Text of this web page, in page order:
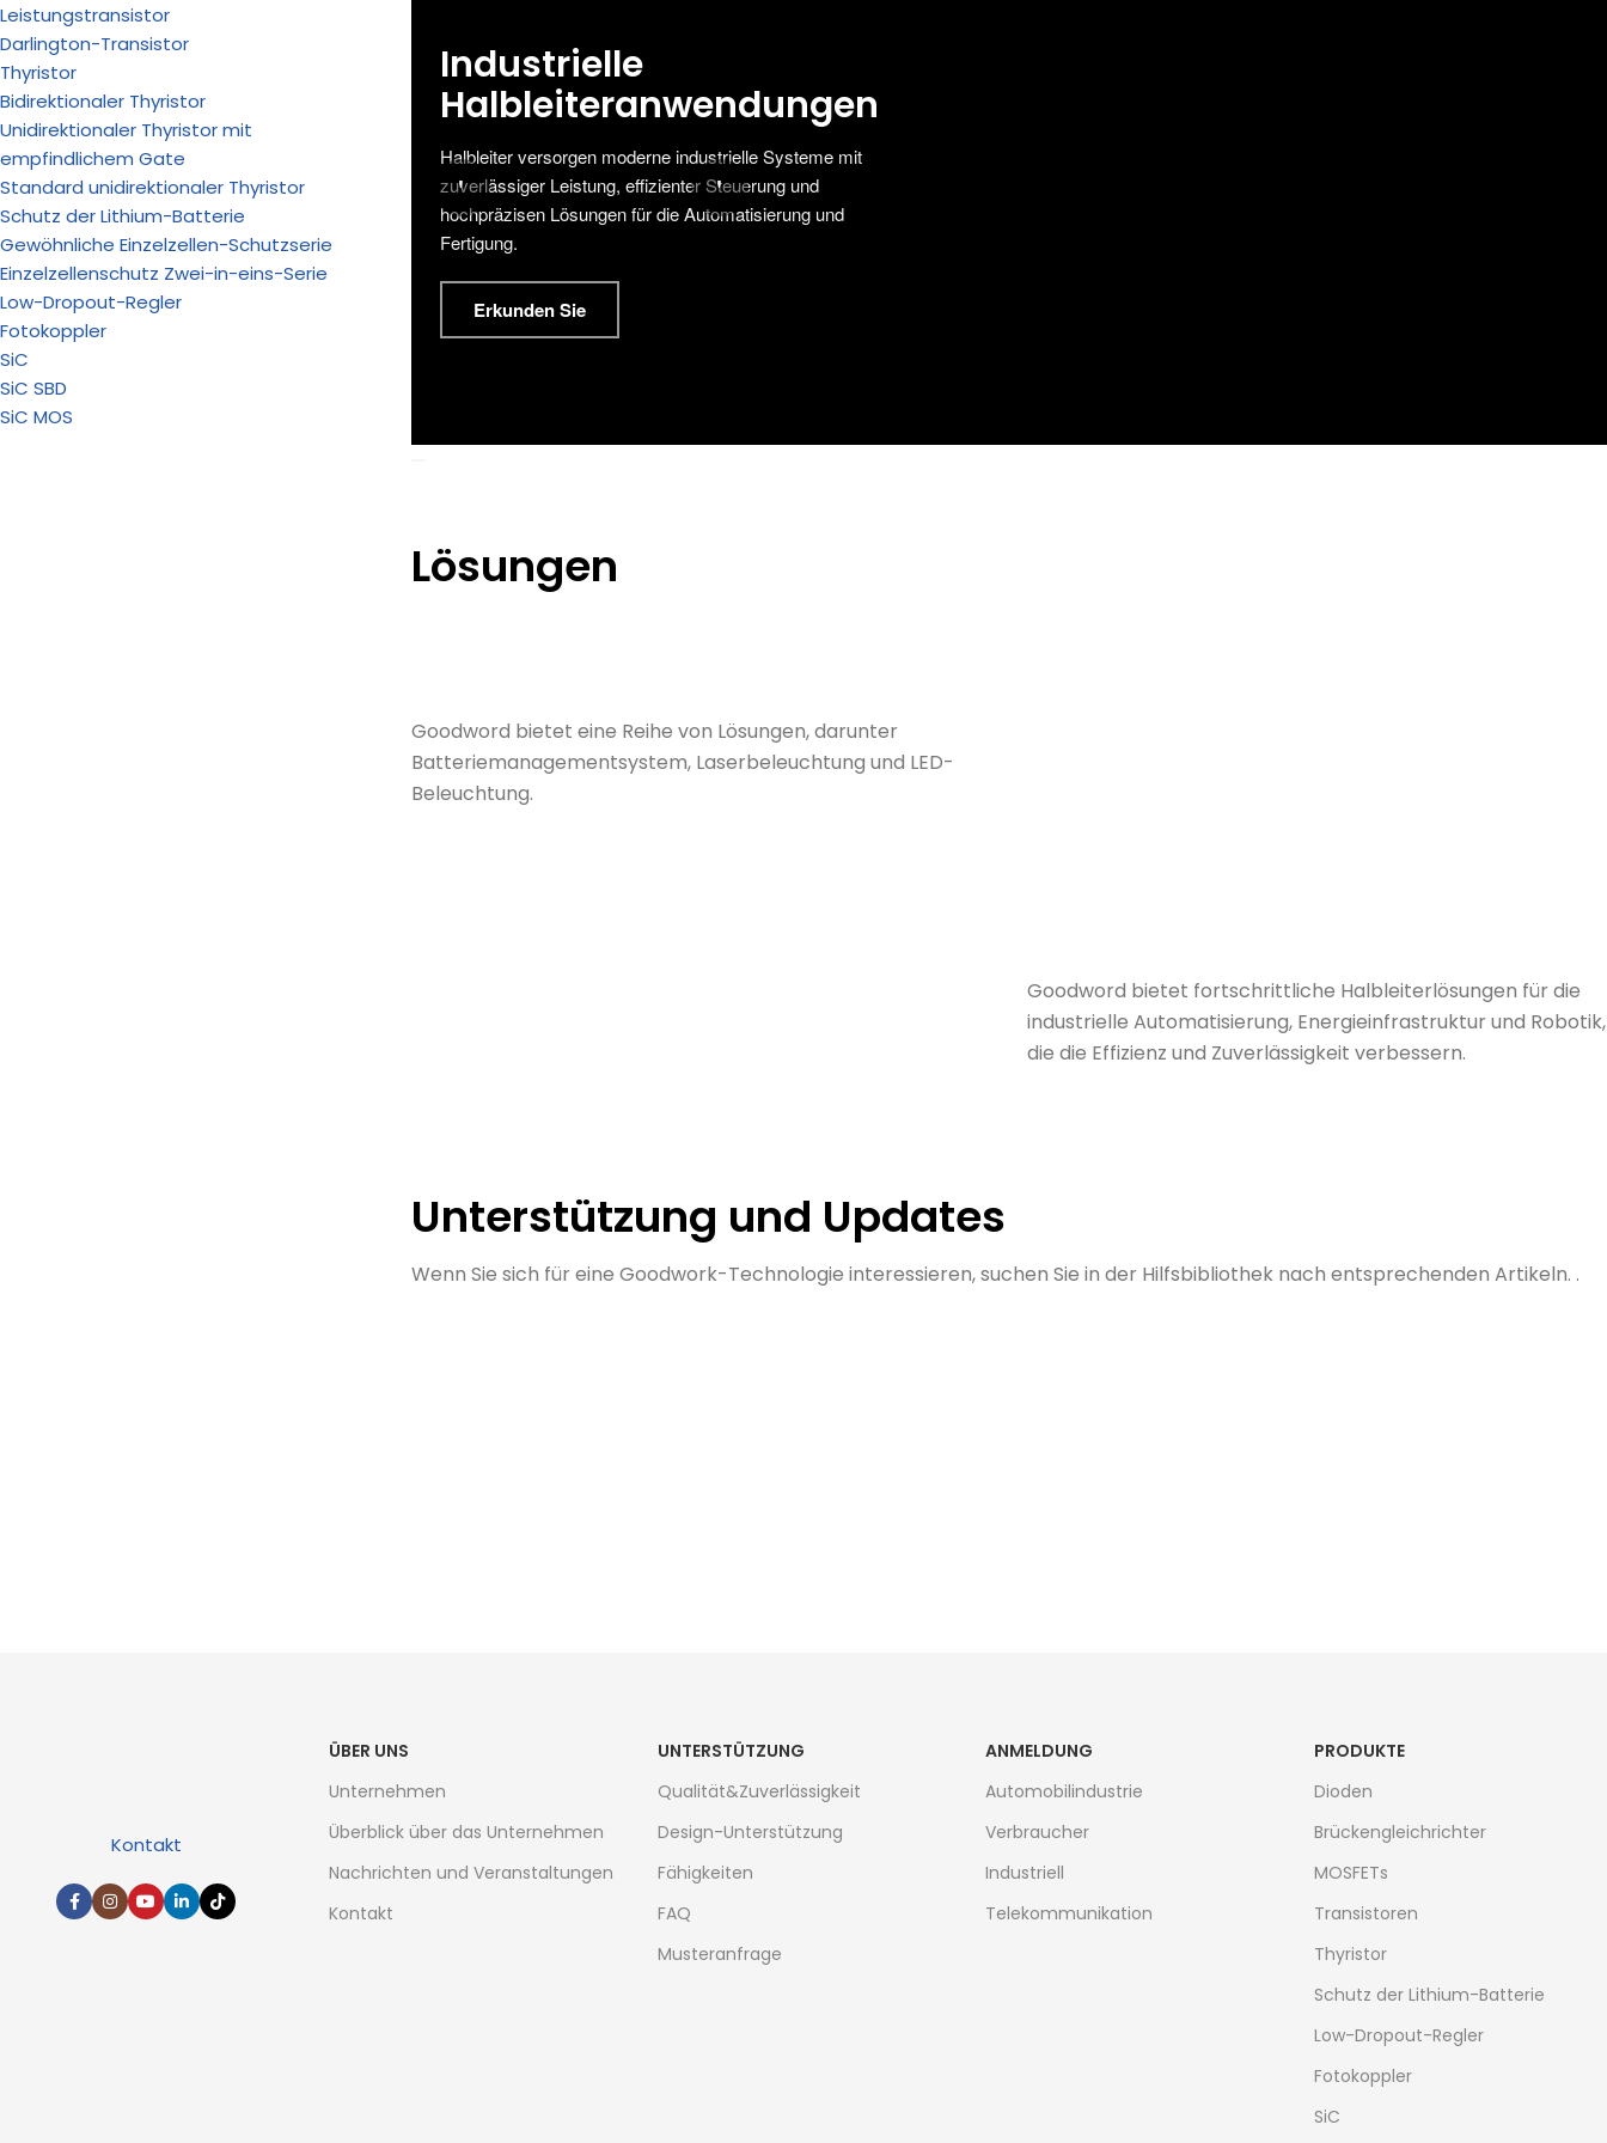
Leistungstransistor
Darlington-Transistor
Thyristor
Bidirektionaler Thyristor
Unidirektionaler Thyristor mit
empfindlichem Gate
Standard unidirektionaler Thyristor
Schutz der Lithium-Batterie
Gewöhnliche Einzelzellen-Schutzserie
Einzelzellenschutz Zwei-in-eins-Serie
Low-Dropout-Regler
Fotokoppler
SiC
SiC SBD
SiC MOS
Industrielle
Halbleiteranwendungen
Halbleiter versorgen moderne industrielle Systeme mit
zuverlässiger Leistung, effizienter Steuerung und
hochpräzisen Lösungen für die Automatisierung und
Fertigung.
Erkunden Sie
' '
Lösungen
Goodword bietet eine Reihe von Lösungen, darunter
Batteriemanagementsystem, Laserbeleuchtung und LED-
Beleuchtung.
Goodword bietet fortschrittliche Halbleiterlösungen für die
industrielle Automatisierung, Energieinfrastruktur und Robotik,
die die Effizienz und Zuverlässigkeit verbessern.
Unterstützung und Updates
Wenn Sie sich für eine Goodwork-Technologie interessieren, suchen Sie in der Hilfsbibliothek nach entsprechenden Artikeln. .
Kontakt
ÜBER UNS
Unternehmen
Überblick über das Unternehmen
Nachrichten und Veranstaltungen
Kontakt
UNTERSTÜTZUNG
Qualität&Zuverlässigkeit
Design-Unterstützung
Fähigkeiten
FAQ
Musteranfrage
ANMELDUNG
Automobilindustrie
Verbraucher
Industriell
Telekommunikation
PRODUKTE
Dioden
Brückengleichrichter
MOSFETs
Transistoren
Thyristor
Schutz der Lithium-Batterie
Low-Dropout-Regler
Fotokoppler
SiC